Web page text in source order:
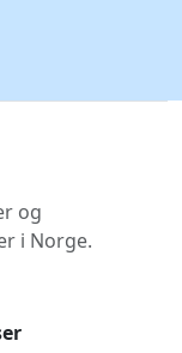
og
i Norge.